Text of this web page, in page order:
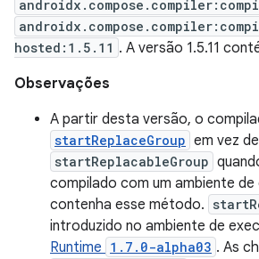
hosted:1.5.11 . A versão 1.5.11
Observações
A partir desta versão, o
startReplaceGroup em vez de
startReplacableGroup
compilado com um ambiente de
contenha esse método.
introduzido no ambiente de
Runtime 1.7.0-alpha03 . As